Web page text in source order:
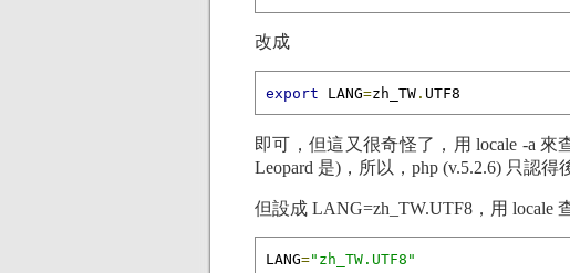
改成
export LANG=zh_TW. UTF8
即可，但這又很奇怪了，用 locale -a
Leopard 是)，所以，php (v.5.2.6) 只認
但設成 LANG=zh_TW.UTF8，用 locale
LANG="zh_TW.UTF8"